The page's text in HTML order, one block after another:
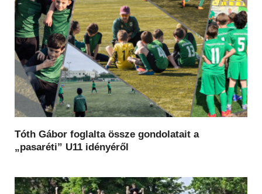
Tóth Gábor foglalta össze gondolatait a
„pasaréti” U11 idényéről